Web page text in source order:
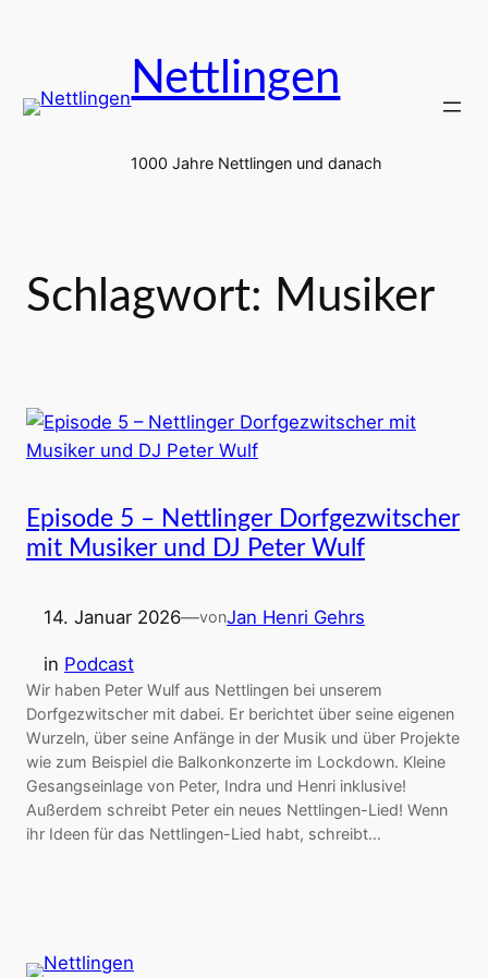
Nettlingen
1000 Jahre Nettlingen und danach
Schlagwort: Musiker
Episode 5 – Nettlinger Dorfgezwitscher
mit Musiker und DJ Peter Wulf
14. Januar 2026—vonJan Henri Gehrs
in Podcast
Wir haben Peter Wulf aus Nettlingen bei unserem
Dorfgezwitscher mit dabei. Er berichtet über seine eigenen
Wurzeln, über seine Anfänge in der Musik und über Projekte
wie zum Beispiel die Balkonkonzerte im Lockdown. Kleine
Gesangseinlage von Peter, Indra und Henri inklusive!
Außerdem schreibt Peter ein neues Nettlingen-Lied! Wenn
ihr Ideen für das Nettlingen-Lied habt, schreibt…